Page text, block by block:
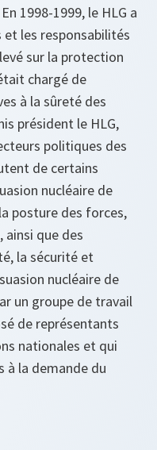
1998-1999, le HLG a
les responsabilités
sur la protection
chargé de
à la sûreté des
président le HLG,
politiques des
de certains
nucléaire de
posture des forces,
ainsi que des
la sécurité et
nucléaire de
un groupe de travail
de représentants
nationales et qui
à la demande du